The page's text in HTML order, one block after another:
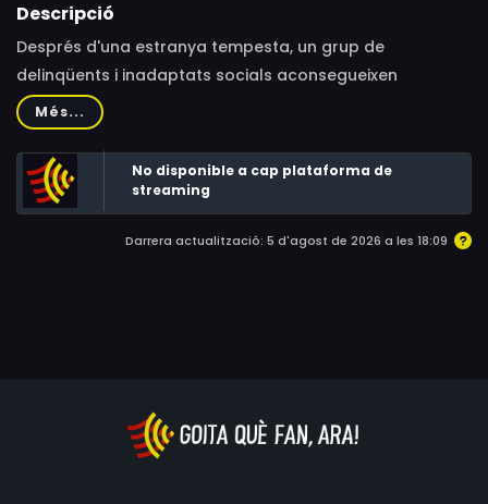
Descripció
Després d'una estranya tempesta, un grup de
delinqüents i inadaptats socials aconsegueixen
superpoders.
Més...
No disponible a cap plataforma de
streaming
Darrera actualització: 5 d'agost de 2026 a les 18:09